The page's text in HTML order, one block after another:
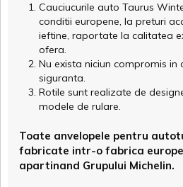
Cauciucurile auto Taurus
conditii europene, la preturi
ieftine, raportate la calitatea
ofera.
Nu exista niciun compromis in
siguranta.
Rotile sunt realizate de
modele de rulare.
Toate anvelopele pentru
fabricate intr-o fabrica
apartinand Grupului Michelin.